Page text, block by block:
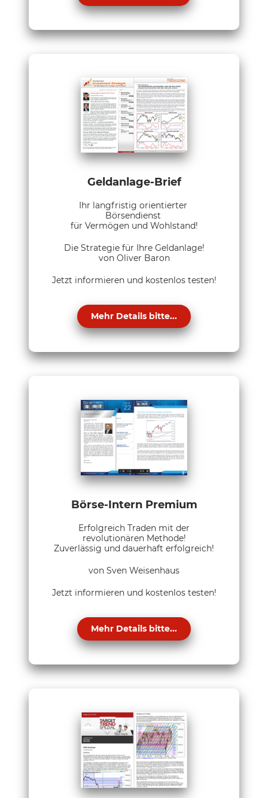
Geldanlage-Brief
Ihr langfristig orientierter
Börsendienst
für Vermögen und Wohlstand!
Die Strategie für Ihre Geldanlage!
von Oliver Baron
Jetzt informieren und kostenlos testen!
Mehr Details bitte...
Börse-Intern Premium
Erfolgreich Traden mit der
revolutionären Methode!
Zuverlässig und dauerhaft erfolgreich!
von Sven Weisenhaus
Jetzt informieren und kostenlos testen!
Mehr Details bitte...